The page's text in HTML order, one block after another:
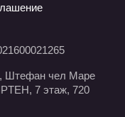
Штефан чел Маре
7 этаж, 720